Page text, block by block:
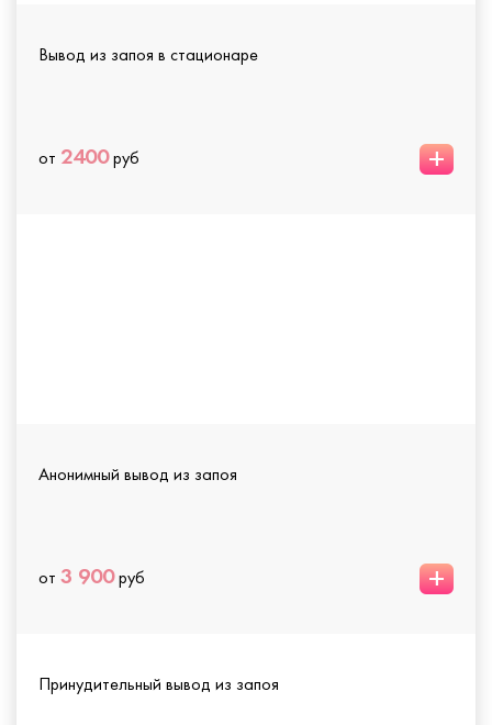
Вывод из запоя в стационаре
от 2400руб +
Анонимный вывод из запоя
от 3 900руб +
Принудительный вывод из запоя